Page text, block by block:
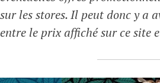
sur les stores. Il peut donc y a
entre le prix affiché sur ce site